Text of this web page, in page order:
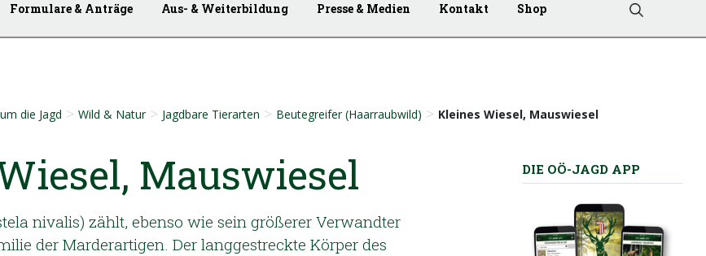
Formulare & Anträge Aus- & Weiterbildung Presse & Medien Kontakt Shop
die Jagd > Wild & Natur > Jagdbare Tierarten > Beutegreifer (Haarraubwild) > Kleines Wiesel, Mauswiesel
Mauswiesel
nivalis) zählt, ebenso wie sein größerer Verwandter
der Marderartigen. Der langgestreckte Körper des
DIE OÖ-JAGD APP